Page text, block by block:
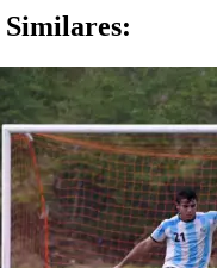
Similares: